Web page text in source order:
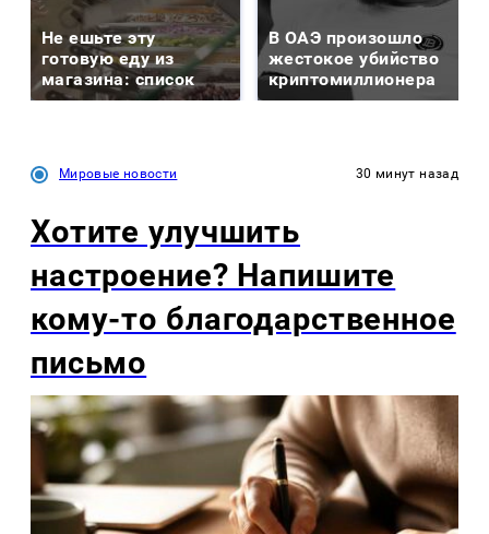
Не ешьте эту
готовую еду из
магазина: список
В ОАЭ произошло
жестокое убийство
криптомиллионера
Мировые новости 30 минут назад
Хотите улучшить
настроение? Напишите
кому-то благодарственное
письмо